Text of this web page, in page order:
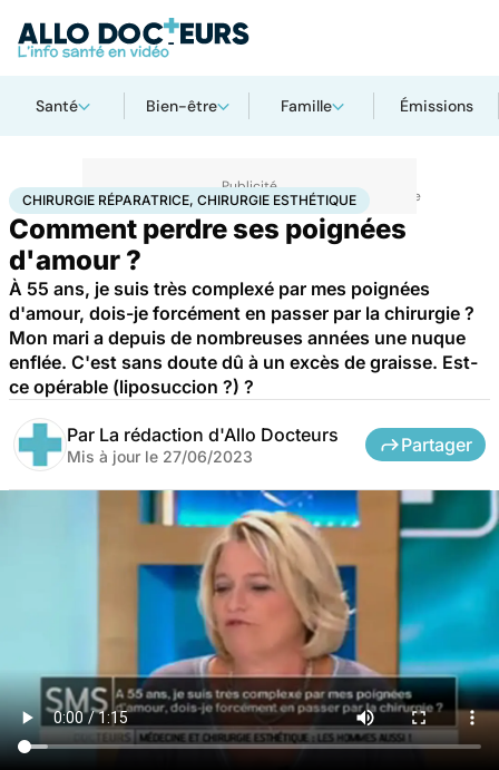
Santé Bien-être Famille Émissions
AccueilSantéMaladiesChirurgie réparatrice, chirurgie esthétique
CHIRURGIE RÉPARATRICE, CHIRURGIE ESTHÉTIQUE
Comment perdre ses poignées
d'amour ?
À 55 ans, je suis très complexé par mes poignées
d'amour, dois-je forcément en passer par la chirurgie ?
Mon mari a depuis de nombreuses années une nuque
enflée. C'est sans doute dû à un excès de graisse. Est-
ce opérable (liposuccion ?) ?
Par La rédaction d'Allo Docteurs
Mis à jour le 27/06/2023
Partager